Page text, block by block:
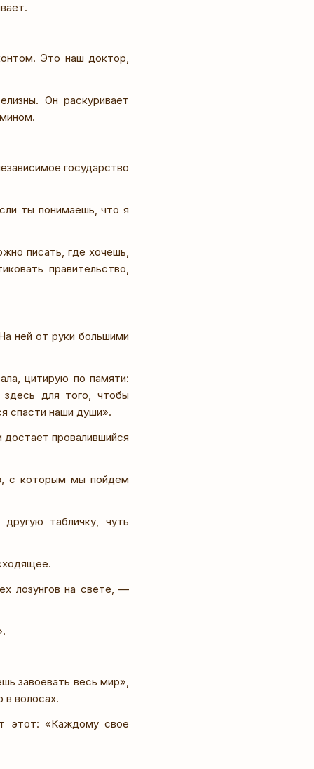
Это наш доктор,
Он раскуривает
государство
ты понимаешь, что я
писать, где хочешь,
правительство,
ней от руки большими
цитирую по памяти:
для того, чтобы
спасти наши души».
провалившийся
с которым мы пойдем
табличку, чуть
лозунгов на свете, —
завоевать весь мир»,
в волосах.
этот: «Каждому свое